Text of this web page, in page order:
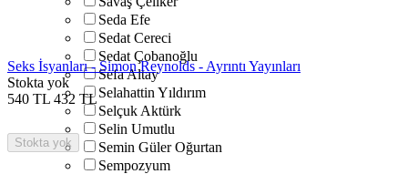
Seda Efe
Sedat Cereci
Sedat Çobanoğlu
Sefa Altay
Selahattin Yıldırım
Selçuk Aktürk
Selin Umutlu
Semin Güler Oğurtan
Sempozyum
Seks İsyanları - Simon Reynolds - Ayrıntı Yayınları
Stokta yok
540 TL 432 TL
Stokta yok